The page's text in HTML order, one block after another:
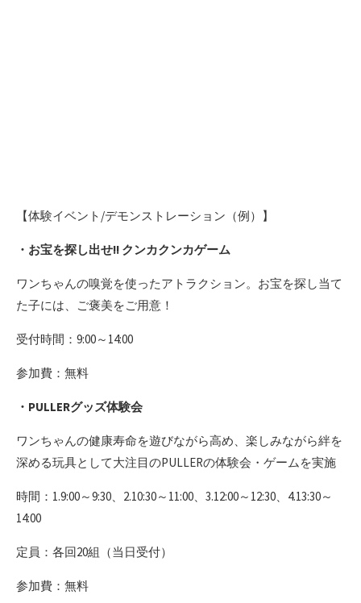
【体験イベント/デモンストレーション（例）】
・お宝を探し出せ!! クンカクンカゲーム
ワンちゃんの嗅覚を使ったアトラクション。お宝を探し当て
た子には、ご褒美をご用意！
受付時間：9:00～14:00
参加費：無料
・PULLERグッズ体験会
ワンちゃんの健康寿命を遊びながら高め、楽しみながら絆を
深める玩具として大注目のPULLERの体験会・ゲームを実施
時間：1.9:00～9:30、2.10:30～11:00、3.12:00～12:30、4.13:30～
14:00
定員：各回20組（当日受付）
参加費：無料